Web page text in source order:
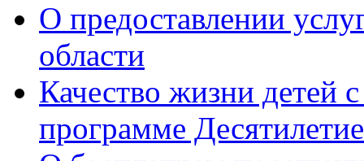
О предоставлении
области
Качество жизни детей
программе